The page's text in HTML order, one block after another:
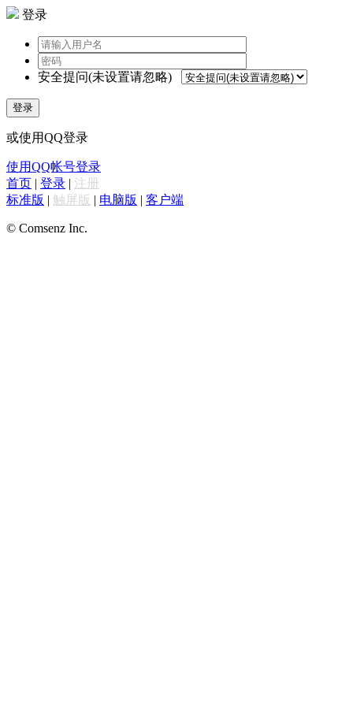
登录
安全提问(未设置请忽略)
登录
或使用QQ登录
使用QQ帐号登录
首页 | 登录 | 注册
标准版 | 触屏版 | 电脑版 | 客户端
© Comsenz Inc.